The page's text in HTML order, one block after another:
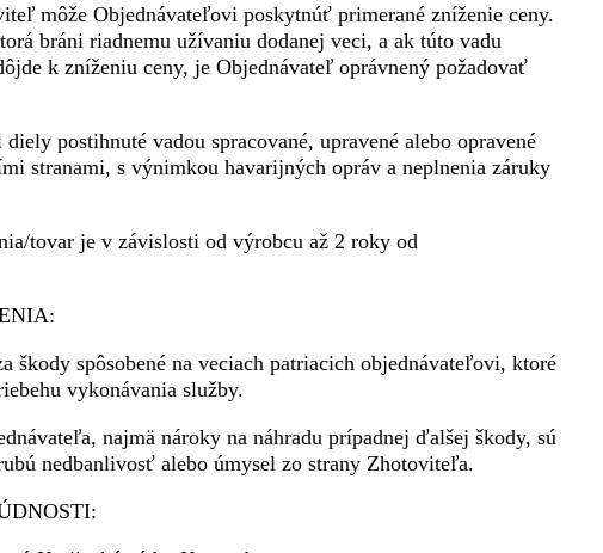
môže Objednávateľovi poskytnúť primerané zníženie ceny.
bráni riadnemu užívaniu dodanej veci, a ak túto vadu
k zníženiu ceny, je Objednávateľ oprávnený požadovať
postihnuté vadou spracované, upravené alebo opravené
stranami, s výnimkou havarijných opráv a neplnenia záruky
tovar je v závislosti od výrobcu až 2 roky od
škody spôsobené na veciach patriacich objednávateľovi, ktoré
vykonávania služby.
najmä nároky na náhradu prípadnej ďalšej škody, sú
nedbanlivosť alebo úmysel zo strany Zhotoviteľa.